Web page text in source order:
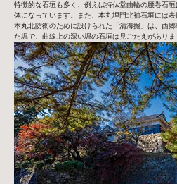
特徴的な石垣も多く、例えば持仏堂曲輪の腰巻石
体になっています。また、本丸埋門北袖石垣には表
本丸北防衛のために設けられた「清海掘」は、西
た堀で、曲線上の深い堀の石垣は見ごたえがありま